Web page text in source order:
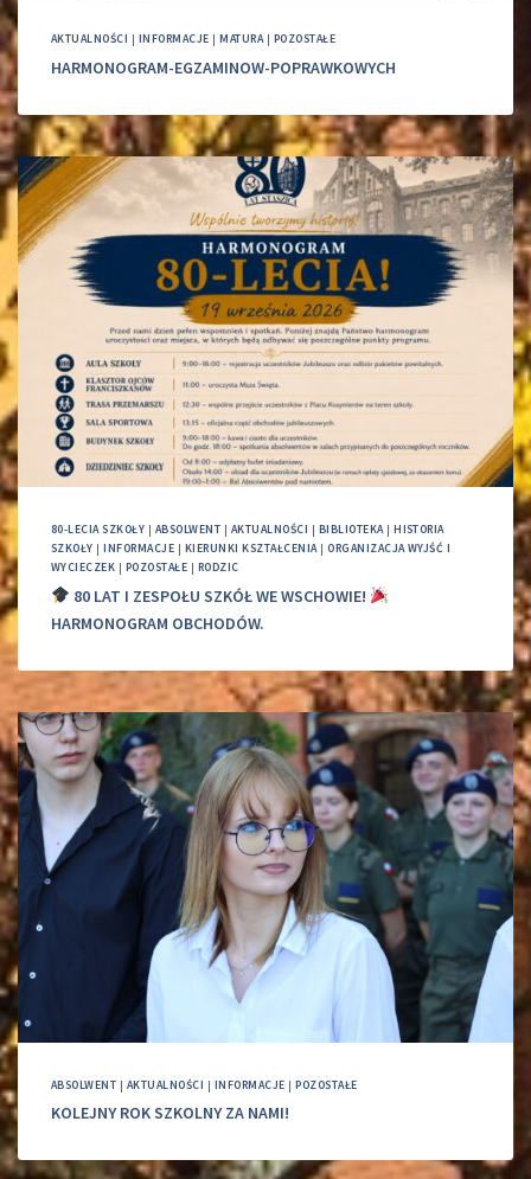
AKTUALNOŚCI | INFORMACJE |MATURA| POZOSTAŁE
HARMONOGRAM-EGZAMINOW-POPRAWKOWYCH
80-LECIA SZKOŁY | ABSOLWENT | AKTUALNOŚCI | BIBLIOTEKA|HISTORIA
SZKOŁY |INFORMACJE | KIERUNKI KSZTAŁCENIA|ORGANIZACJA WYJŚĆ I
WYCIECZEK | POZOSTAŁE | RODZIC
80 LAT I ZESPOŁU SZKÓŁ WE WSCHOWIE!
HARMONOGRAM OBCHODÓW.
ABSOLWENT | AKTUALNOŚCI | INFORMACJE |POZOSTAŁE
KOLEJNY ROK SZKOLNY ZA NAMI!